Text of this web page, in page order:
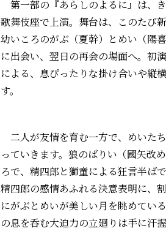
第一部の『あらしのよるに』は、
歌舞伎座で上演。舞台は、このたび
幼いころのがぶ（夏幹）とめい（陽
に出会い、翌日の再会の場面へ。初
による、息ぴったりな掛け合いや縦
す。
二人が友情を育む一方で、めいた
っていきます。狼のばりい（國矢改
ろで、精四郎と獅童による狂言半ば
精四郎の感情あふれる決意表明に、
にがぶとめいが美しい月を眺めてい
の息を呑む大迫力の立廻りは手に汗